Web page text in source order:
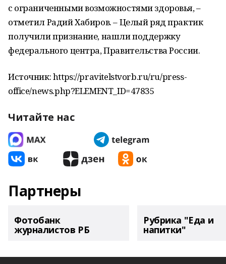
с ограниченными возможностями здоровья, –
отметил Радий Хабиров. – Целый ряд практик
получили признание, нашли поддержку
федерального центра, Правительства России.
Источник: https://pravitelstvorb.ru/ru/press-
office/news.php?ELEMENT_ID=47835
Читайте нас
Партнеры
Фотобанк
журналистов РБ
Рубрика "Еда и
напитки"